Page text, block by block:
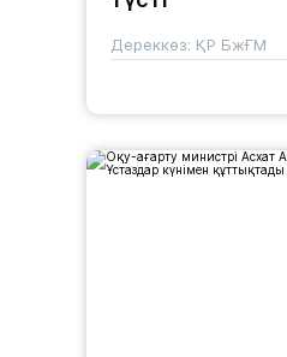
Дереккөз: ҚР БжҒМ